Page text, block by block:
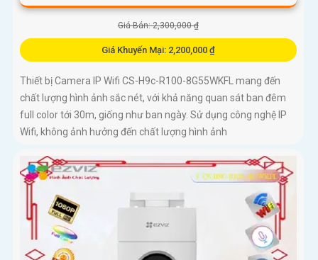
Giá Bán: 2,300,000 ₫
Giá Khuyến Mại: 2,200,000 ₫
Thiết bị Camera IP Wifi CS-H9c-R100-8G55WKFL mang đến
chất lượng hình ảnh sắc nét, với khả năng quan sát ban đêm
full color tới 30m, giống như ban ngày. Sử dụng công nghệ IP
Wifi, không ảnh hưởng đến chất lượng hình ảnh